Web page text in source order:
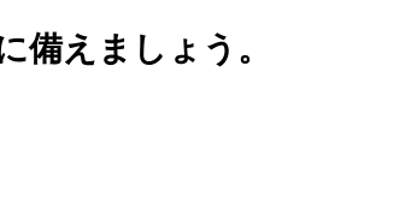
備えましょう。